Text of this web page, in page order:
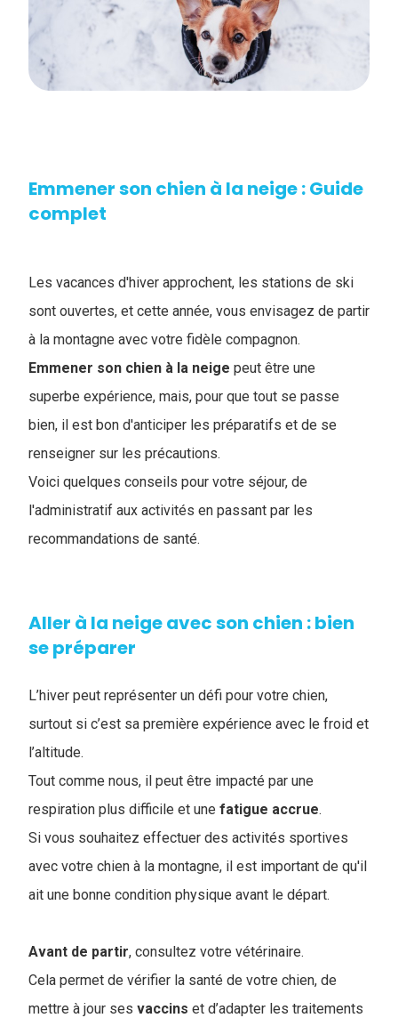
Emmener son chien à la neige​ : Guide
complet
Les vacances d'hiver approchent, les stations de ski
sont ouvertes, et cette année, vous envisagez de partir
à la montagne avec votre fidèle compagnon.
Emmener son chien à la neige peut être une
superbe expérience, mais, pour que tout se passe
bien, il est bon d'anticiper les préparatifs et de se
renseigner sur les précautions.
Voici quelques conseils pour votre séjour, de
l'administratif aux activités en passant par les
recommandations de santé.
Aller à la neige avec son chien : bien
se préparer
L’hiver peut représenter un défi pour votre chien,
surtout si c’est sa première expérience avec le froid et
l’altitude.
Tout comme nous, il peut être impacté par une
respiration plus difficile et une fatigue accrue.
Si vous souhaitez effectuer des activités sportives
avec votre chien à la montagne, il est important de qu'il
ait une bonne condition physique avant le départ.
Avant de partir, consultez votre vétérinaire.
Cela permet de vérifier la santé de votre chien, de
mettre à jour ses vaccins et d’adapter les traitements